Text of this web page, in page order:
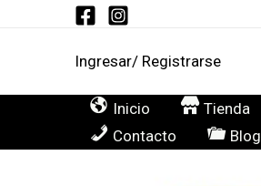
Ingresar/ Registrarse
Inicio Tienda
Contacto
Blog